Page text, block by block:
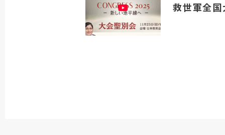
救世軍全